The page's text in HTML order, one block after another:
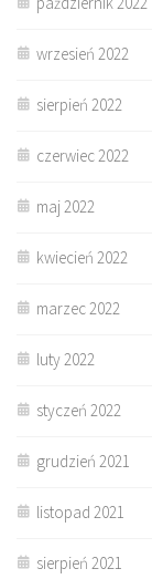
wrzesień 2022
sierpień 2022
czerwiec 2022
maj 2022
kwiecień 2022
marzec 2022
luty 2022
styczeń 2022
grudzień 2021
listopad 2021
sierpień 2021